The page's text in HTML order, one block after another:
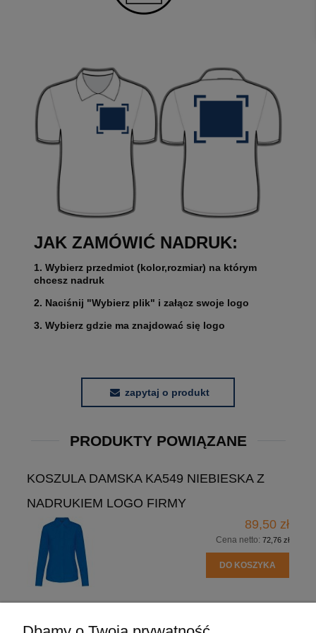
JAK ZAMÓWIĆ NADRUK:
1. Wybierz przedmiot (kolor,rozmiar) na którym
chcesz nadruk
2. Naciśnij "Wybierz plik" i załącz swoje logo
3. Wybierz gdzie ma znajdować się logo
zapytaj o produkt
PRODUKTY POWIĄZANE
KOSZULA DAMSKA KA549 NIEBIESKA Z
NADRUKIEM LOGO FIRMY
89,50 zł
Cena netto: 72,76 zł
DO KOSZYKA